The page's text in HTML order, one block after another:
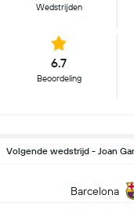
Wedstrijden
6.7
Beoordeling
Volgende wedstrijd - Joan
Barcelona